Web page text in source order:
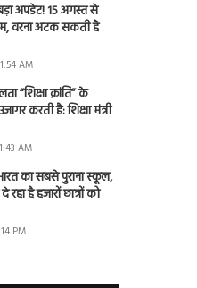
अपडेट! 15 अगस्त से
वरना अटक सकती है
AM
“शिक्षा क्रांति” के
करती है: शिक्षा मंत्री
AM
का सबसे पुराना स्कूल,
है हजारों छात्रों को
PM